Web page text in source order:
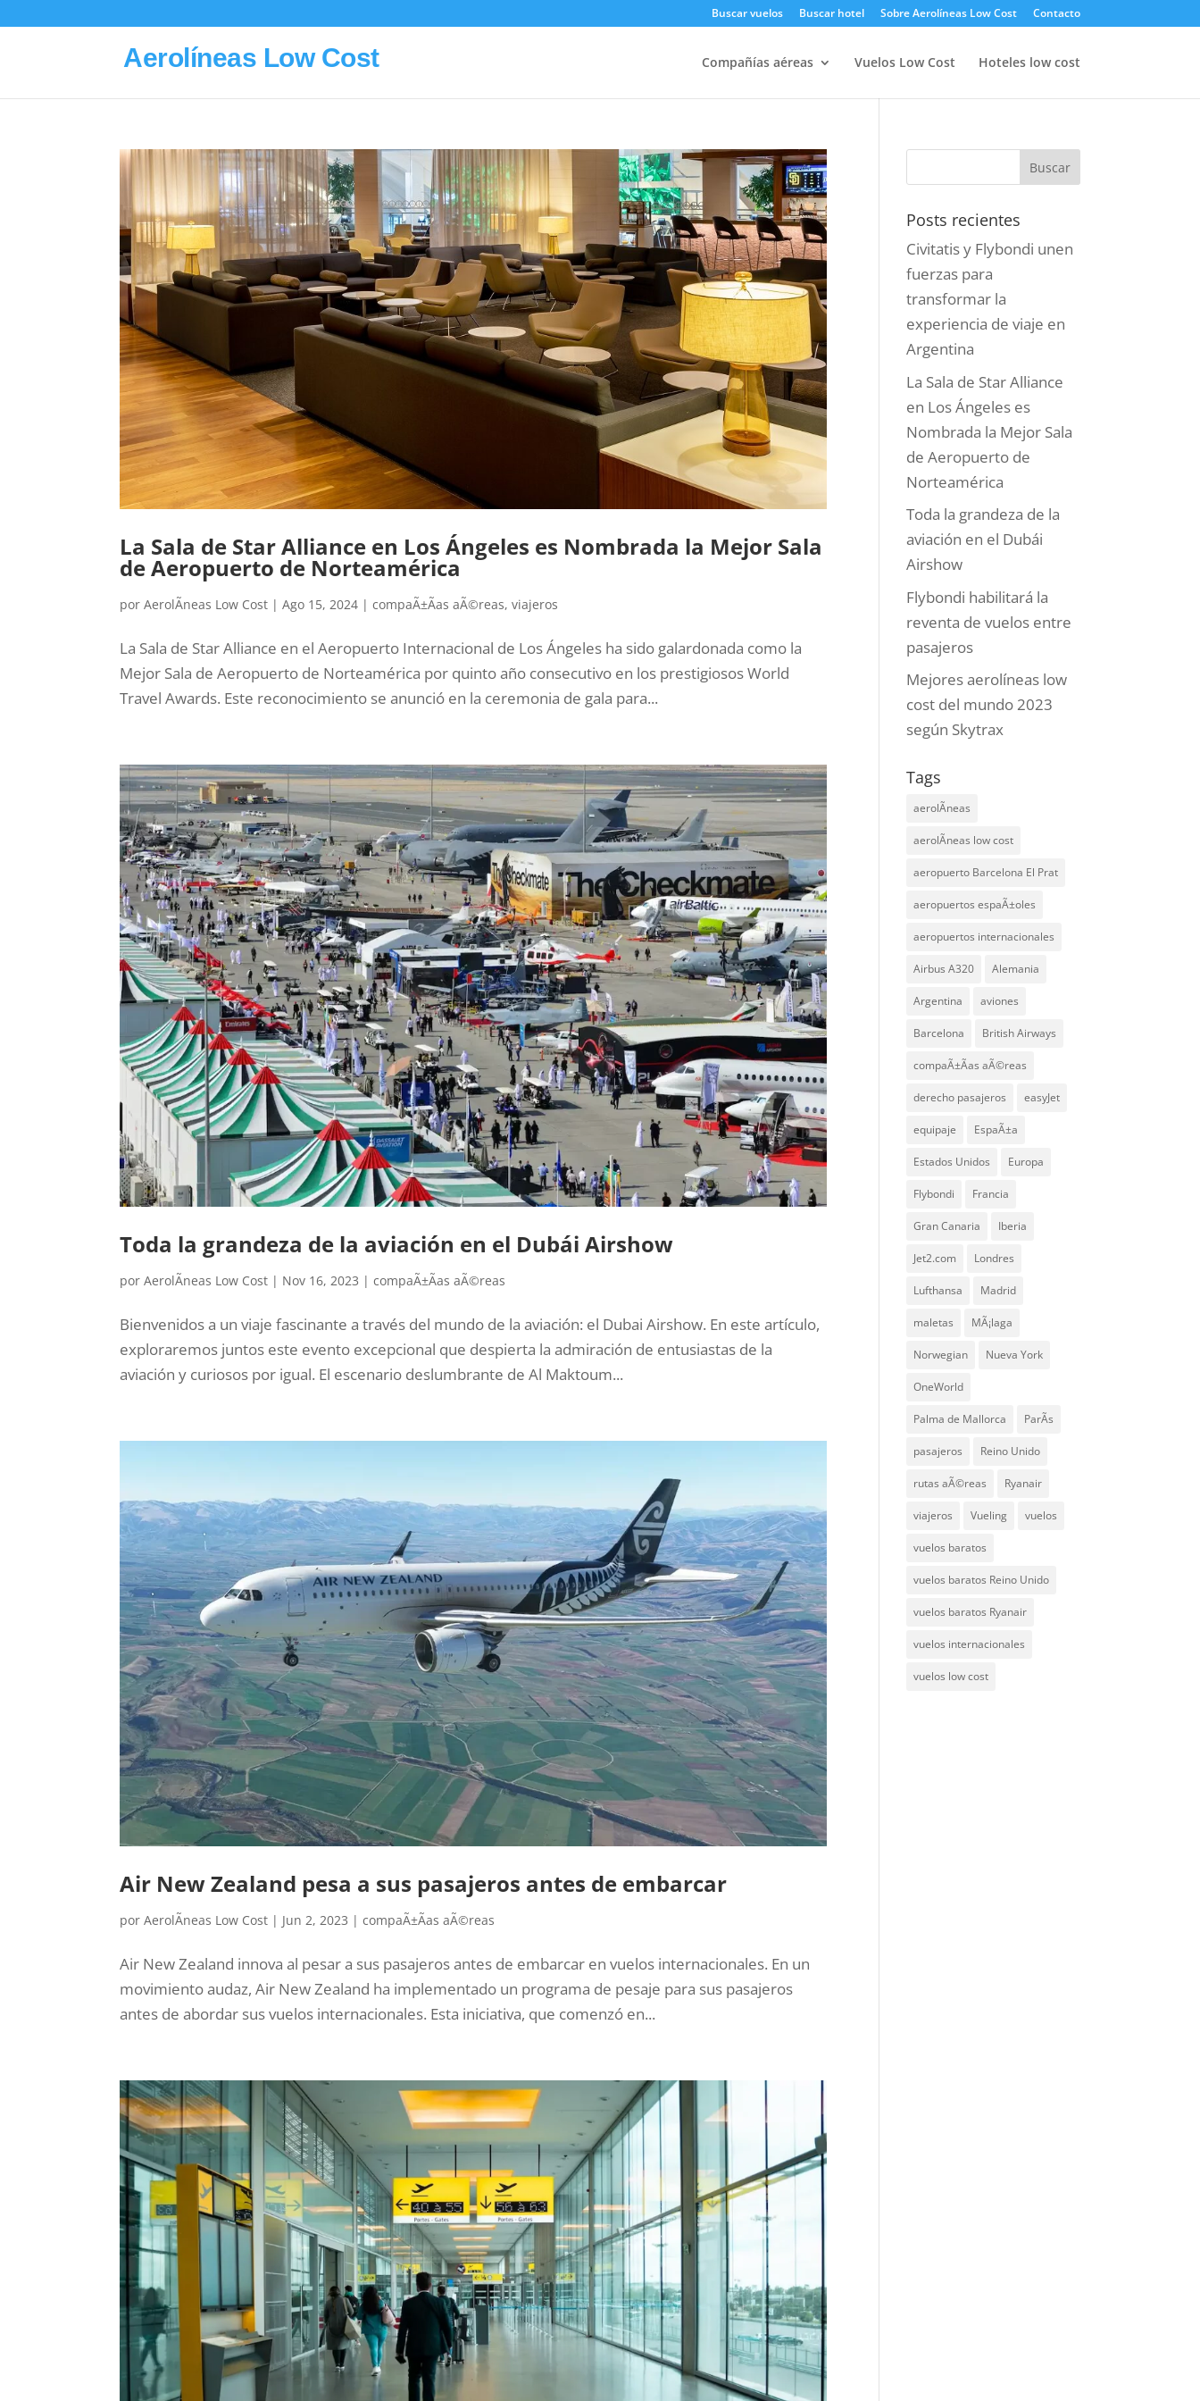
Buscar vuelos Buscar hotel Sobre Aerolíneas Low Cost Contacto
Aerolíneas Low Cost Compañías aéreas Vuelos Low Cost Hoteles low cost
La Sala de Star Alliance en Los Ángeles es Nombrada la Mejor Sala
de Aeropuerto de Norteamérica
porAerolÃ­neas Low Cost |Ago 15, 2024 |compaÃ±Ã­as aÃ©reas,viajeros
La Sala de Star Alliance en el Aeropuerto Internacional de Los Ángeles ha sido galardonada como la
Mejor Sala de Aeropuerto de Norteamérica por quinto año consecutivo en los prestigiosos World
Travel Awards. Este reconocimiento se anunció en la ceremonia de gala para...
Toda la grandeza de la aviación en el Dubái Airshow
porAerolÃ­neas Low Cost | Nov 16, 2023 |compaÃ±Ã­as aÃ©reas
Bienvenidos a un viaje fascinante a través del mundo de la aviación: el Dubai Airshow. En este artículo,
exploraremos juntos este evento excepcional que despierta la admiración de entusiastas de la
aviación y curiosos por igual. El escenario deslumbrante de Al Maktoum...
Air New Zealand pesa a sus pasajeros antes de embarcar
porAerolÃ­neas Low Cost | Jun 2, 2023 |compaÃ±Ã­as aÃ©reas
Air New Zealand innova al pesar a sus pasajeros antes de embarcar en vuelos internacionales. En un
movimiento audaz, Air New Zealand ha implementado un programa de pesaje para sus pasajeros
antes de abordar sus vuelos internacionales. Esta iniciativa, que comenzó en...
Posts recientes
Civitatis y Flybondi unen
fuerzas para
transformar la
experiencia de viaje en
Argentina
La Sala de Star Alliance
en Los Ángeles es
Nombrada la Mejor Sala
de Aeropuerto de
Norteamérica
Toda la grandeza de la
aviación en el Dubái
Airshow
Flybondi habilitará la
reventa de vuelos entre
pasajeros
Mejores aerolíneas low
cost del mundo 2023
según Skytrax
Tags
aerolÃ­neas
aerolÃ­neas low cost
aeropuerto Barcelona El Prat
aeropuertos espaÃ±oles
aeropuertos internacionales
Airbus A320 Alemania
Argentina aviones
Barcelona British Airways
compaÃ±Ã­as aÃ©reas
derecho pasajeros easyJet
equipaje EspaÃ±a
Estados Unidos Europa
Flybondi Francia
Gran Canaria Iberia
Jet2.com Londres
Lufthansa Madrid
maletas MÃ¡laga
Norwegian Nueva York
OneWorld
Palma de Mallorca ParÃ­s
pasajeros Reino Unido
rutas aÃ©reas Ryanair
viajeros Vueling vuelos
vuelos baratos
vuelos baratos Reino Unido
vuelos baratos Ryanair
vuelos internacionales
vuelos low cost